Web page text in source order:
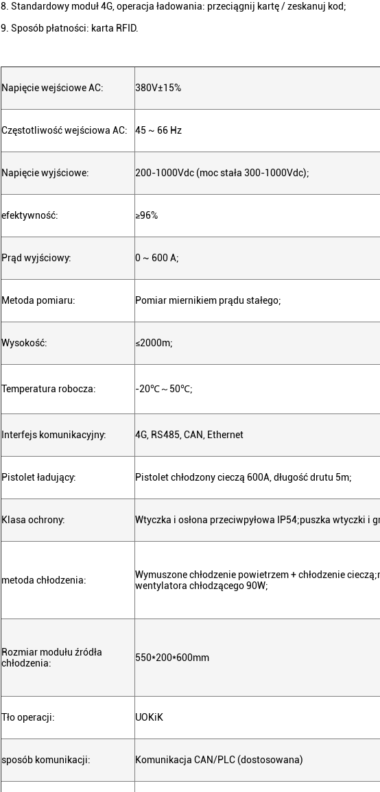
8. Standardowy moduł 4G, operacja ładowania: przeciągnij kartę / zeskanuj kod;
9. Sposób płatności: karta RFID.
Napięcie wejściowe AC: 380V±15%
Częstotliwość wejściowa AC: 45 ~ 66 Hz
Napięcie wyjściowe: 200-1000Vdc (moc stała 300-1000Vdc);
efektywność: ≥96%
Prąd wyjściowy: 0 ~ 600 A;
Metoda pomiaru: Pomiar miernikiem prądu stałego;
Wysokość: ≤2000m;
Temperatura robocza: -20℃～50℃;
Interfejs komunikacyjny: 4G, RS485, CAN, Ethernet
Pistolet ładujący: Pistolet chłodzony cieczą 600A, długość drutu 5m;
Klasa ochrony: Wtyczka i osłona przeciwpyłowa IP54;puszka wtyczki i
metoda chłodzenia:
Wymuszone chłodzenie powietrzem + chłodzenie
wentylatora chłodzącego 90W;
Rozmiar modułu źródła
chłodzenia:
550*200*600mm
Tło operacji: UOKiK
sposób komunikacji: Komunikacja CAN/PLC (dostosowana)